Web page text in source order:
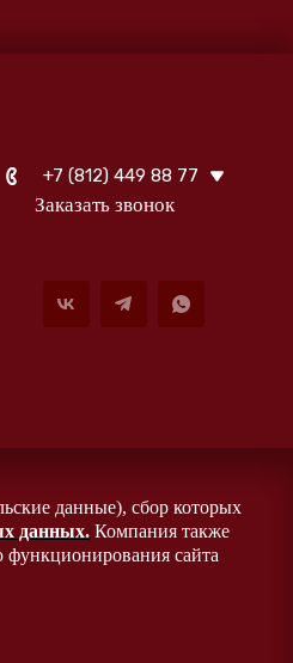
+7 (812) 449 88 77
Заказать звонок
данные), сбор которых
данных. Компания также
функционирования сайта